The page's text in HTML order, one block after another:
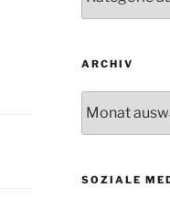
ARCHIV
SOZIALE